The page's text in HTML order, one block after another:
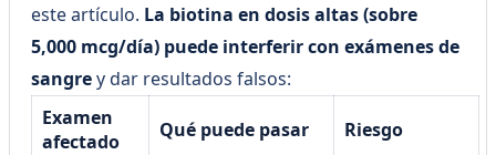
este artículo. La biotina en dosis altas (sobre
5,000 mcg/día) puede interferir con exámenes de
sangrey dar resultados falsos:
Examen
afectado
Qué puede pasar Riesgo